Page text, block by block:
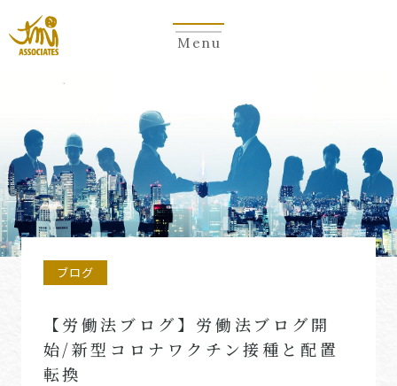
Menu
ブログ
【労働法ブログ】労働法ブログ開
始/新型コロナワクチン接種と配置
転換